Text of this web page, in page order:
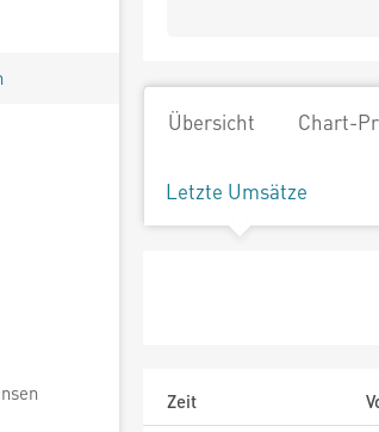
Übersicht Chart-
Letzte Umsätze
Zeit